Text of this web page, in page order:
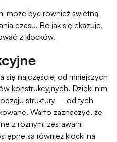
może być również świetną
czasu. Bo jak się okazuje,
z klocków.
się najczęściej od mniejszych
konstrukcyjnych. Dzięki nim
struktury – od tych
Warto zaznaczyć, że
z różnymi zestawami
są również klocki na